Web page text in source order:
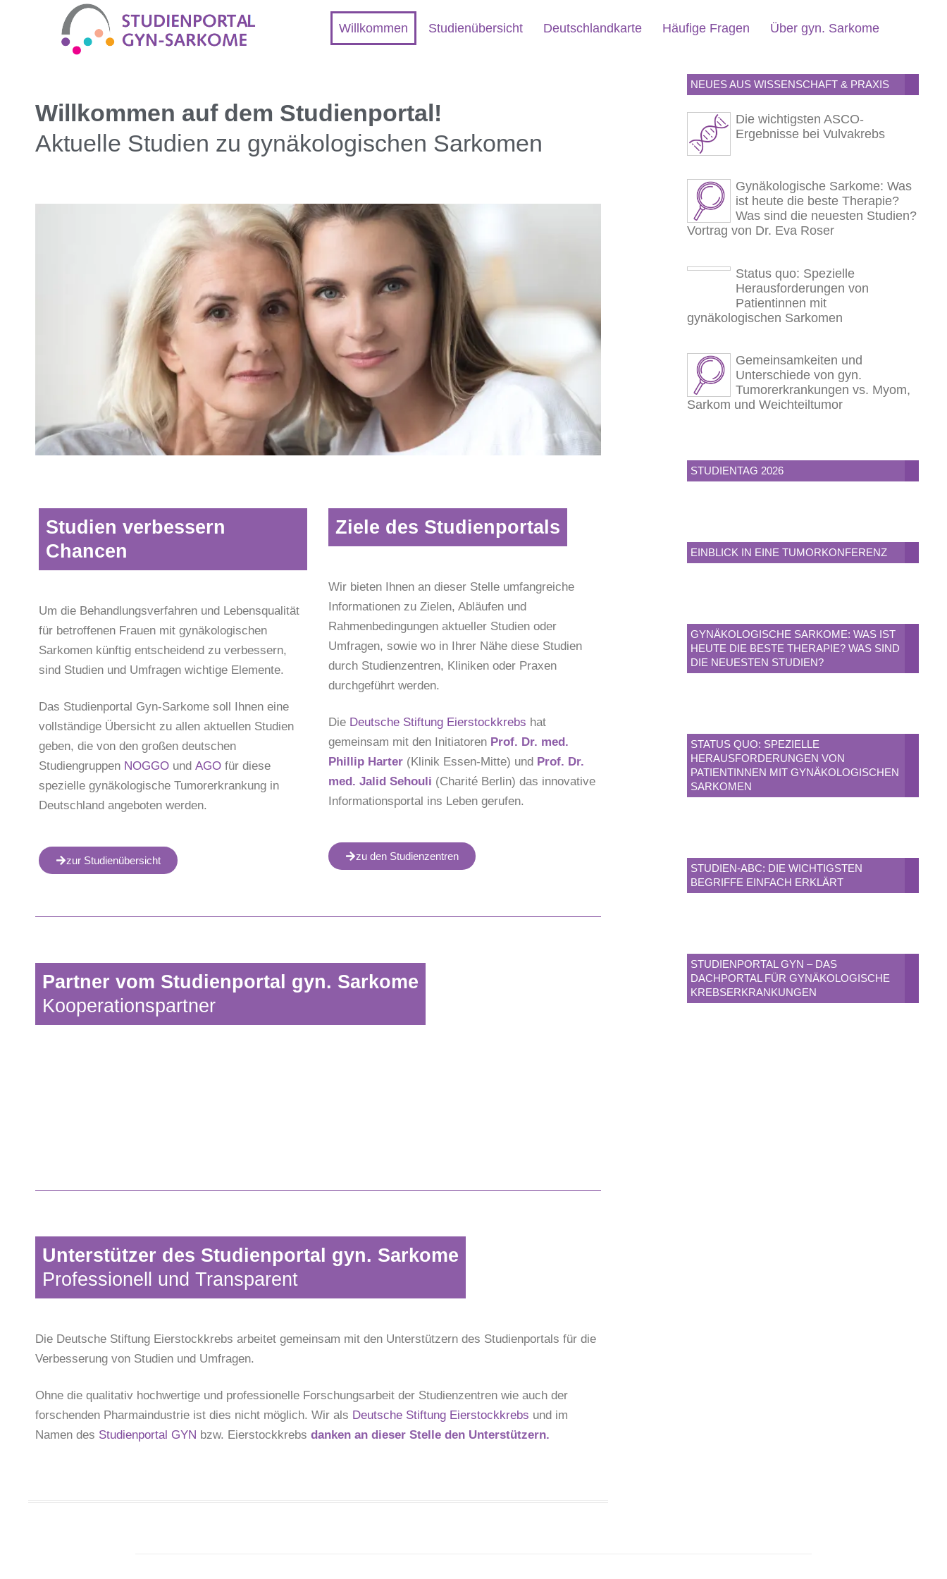
Willkommen Studienübersicht Deutschlandkarte Häufige Fragen Über gyn. Sarkome
Willkommen auf dem Studienportal!
Aktuelle Studien zu gynäkologischen Sarkomen
Studien verbessern
Chancen
Um die Behandlungsverfahren und Lebensqualität
für betroffenen Frauen mit gynäkologischen
Sarkomen künftig entscheidend zu verbessern,
sind Studien und Umfragen wichtige Elemente.
Das Studienportal Gyn-Sarkome soll Ihnen eine
vollständige Übersicht zu allen aktuellen Studien
geben, die von den großen deutschen
Studiengruppen NOGGO und AGO für diese
spezielle gynäkologische Tumorerkrankung in
Deutschland angeboten werden.
zur Studienübersicht
Ziele des Studienportals
Wir bieten Ihnen an dieser Stelle umfangreiche
Informationen zu Zielen, Abläufen und
Rahmenbedingungen aktueller Studien oder
Umfragen, sowie wo in Ihrer Nähe diese Studien
durch Studienzentren, Kliniken oder Praxen
durchgeführt werden.
Die Deutsche Stiftung Eierstockkrebs hat
gemeinsam mit den Initiatoren Prof. Dr. med.
Phillip Harter (Klinik Essen-Mitte) und Prof. Dr.
med. Jalid Sehouli (Charité Berlin) das innovative
Informationsportal ins Leben gerufen.
zu den Studienzentren
Partner vom Studienportal gyn. Sarkome
Kooperationspartner
Unterstützer des Studienportal gyn. Sarkome
Professionell und Transparent
Die Deutsche Stiftung Eierstockkrebs arbeitet gemeinsam mit den Unterstützern des Studienportals für die
Verbesserung von Studien und Umfragen.
Ohne die qualitativ hochwertige und professionelle Forschungsarbeit der Studienzentren wie auch der
forschenden Pharmaindustrie ist dies nicht möglich. Wir als Deutsche Stiftung Eierstockkrebs und im
Namen des Studienportal GYN bzw. Eierstockkrebs danken an dieser Stelle den Unterstützern.
NEUES AUS WISSENSCHAFT & PRAXIS
Die wichtigsten ASCO-
Ergebnisse bei Vulvakrebs
Gynäkologische Sarkome: Was
ist heute die beste Therapie?
Was sind die neuesten Studien?
Vortrag von Dr. Eva Roser
Status quo: Spezielle
Herausforderungen von
Patientinnen mit
gynäkologischen Sarkomen
Gemeinsamkeiten und
Unterschiede von gyn.
Tumorerkrankungen vs. Myom,
Sarkom und Weichteiltumor
STUDIENTAG 2026
EINBLICK IN EINE TUMORKONFERENZ
GYNÄKOLOGISCHE SARKOME: WAS IST
HEUTE DIE BESTE THERAPIE? WAS SIND
DIE NEUESTEN STUDIEN?
STATUS QUO: SPEZIELLE
HERAUSFORDERUNGEN VON
PATIENTINNEN MIT GYNÄKOLOGISCHEN
SARKOMEN
STUDIEN-ABC: DIE WICHTIGSTEN
BEGRIFFE EINFACH ERKLÄRT
STUDIENPORTAL GYN – DAS
DACHPORTAL FÜR GYNÄKOLOGISCHE
KREBSERKRANKUNGEN